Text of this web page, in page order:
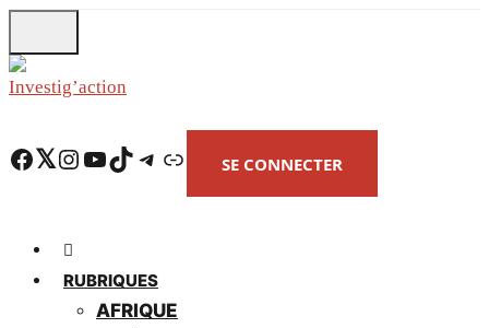
to
main
Facebook Twitter Instagram YouTube TikTok Telegram Lien SE CONNECTER
RUBRIQUES
AFRIQUE